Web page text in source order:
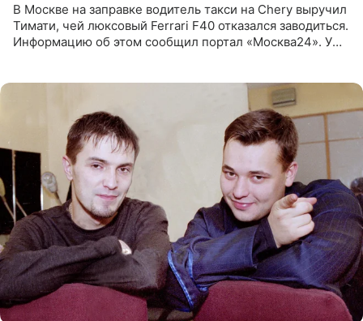
В Москве на заправке водитель такси на Chery выручил
Тимати, чей люксовый Ferrari F40 отказался заводиться.
Информацию об этом сообщил портал «Москва24». У